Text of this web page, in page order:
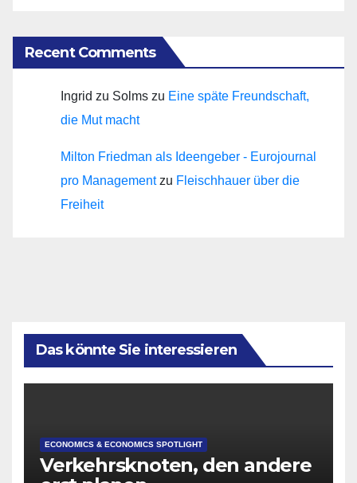
Recent Comments
Ingrid zu Solms zu Eine späte Freundschaft,
die Mut macht
Milton Friedman als Ideengeber - Eurojournal
pro Managementzu Fleischhauer über die
Freiheit
Das könnte Sie interessieren
ECONOMICS & ECONOMICS SPOTLIGHT
Verkehrsknoten, den andere